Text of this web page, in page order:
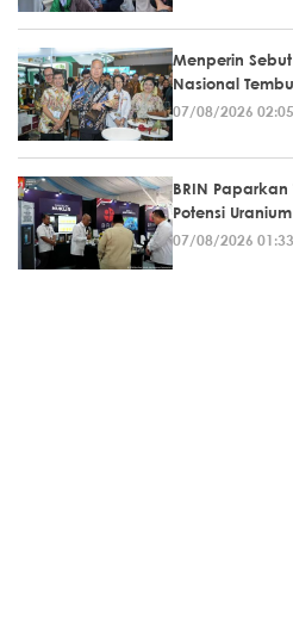
Menperin
Nasional
07/08/2026
BRIN
Potensi
07/08/2026